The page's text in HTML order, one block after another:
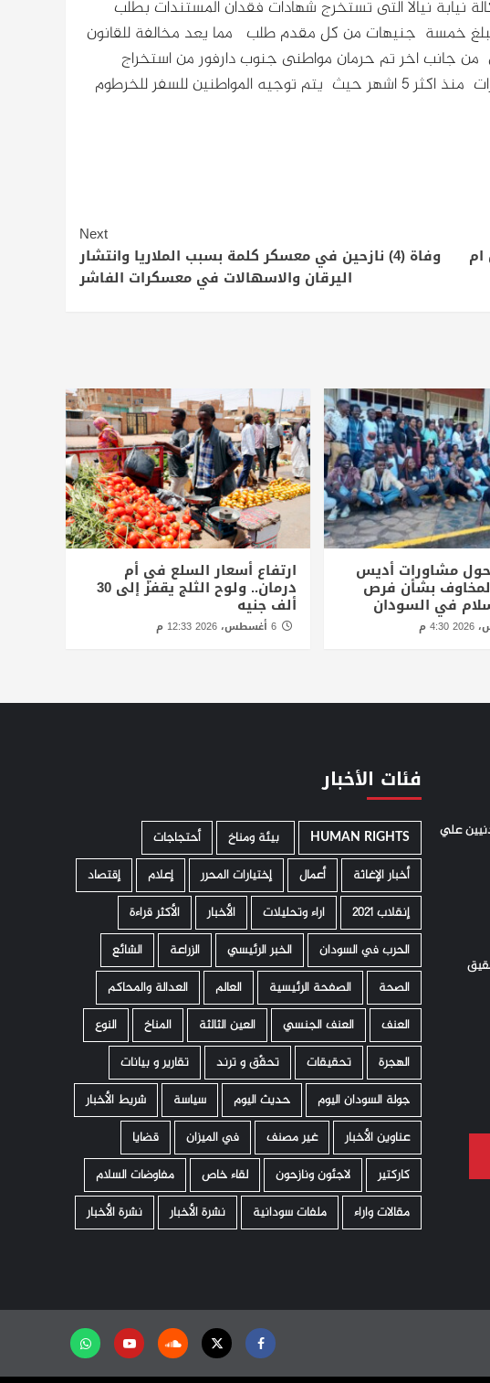
نيابة نيالا التى تستخرج شهادات فقدان المستندات بطلب
خمسة جنيهات من كل مقدم طلب مما يعد مخالفة للقانون
من جانب اخر تم حرمان مواطنى جنوب دارفور من استخراج
جوازات السفر في نيالا بحجة عدم وجود دفاتر الجوازات منذ اكثر 5 اشهر حيث يتم توجيه المواطنين للسفر للخرطوم
ام
Next
وفاة (4) نازحين في معسكر كلمة بسبب الملاريا وانتشار
اليرقان والاسهالات في معسكرات الفاشر
حول مشاورات أديس
المخاوف بشأن فرص
في السودان
ارتفاع أسعار السلع في أم
درمان.. ولوح الثلج يقفز إلى 30
ألف جنيه
6 أغسطس، 2026 12:33 م
علي
فئات الأخبار
HUMAN RIGHTS ­ بيئة ومناخ
أحتجاجات
أخبار الإغاثة
أعمال إختيارات المحرر إعلام
إقتصاد
إنقلاب 2021
اراء وتحليلات الأخبار
الأكثر قراءة
الحرب في السودان
الخبر الرئيسي الزراعة
الشائع
الصحة
الصفحة الرئيسية العالم
العدالة والمحاكم
العنف
العنف الجنسي العين الثالثة المناخ
النوع
الهجرة
تحقيقات تحقّق و ترند
تقارير و بيانات
جولة السودان اليوم
حديث اليوم سياسة
شريط الأخبار
عناوين الأخبار
غير مصنف في الميزان
قضايا
كاركتير
لاجئون ونازحون لقاء خاص
مفاوضات السلام
مقالات واراء
ملفات سودانية نشرة الأخبار نشرة الأخبار
Facebook
Twitter
Soundcloud
Youtubeتابعنا
على